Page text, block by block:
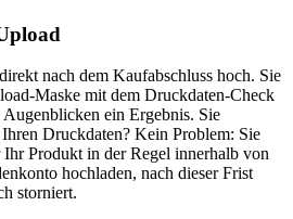
nach dem Kaufabschluss hoch. Sie
Maske mit dem Druckdaten-Check
ein Ergebnis. Sie
Druckdaten? Kein Problem: Sie
Produkt in der Regel innerhalb von
hochladen, nach dieser Frist
storniert.